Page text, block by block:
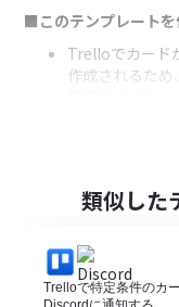
■このテンプレートを
Trelloでカード
作成されるた
はじめに、
されたら」と
最後に、オペレ
成」アクション
類似した
Trelloで特定条件のカ